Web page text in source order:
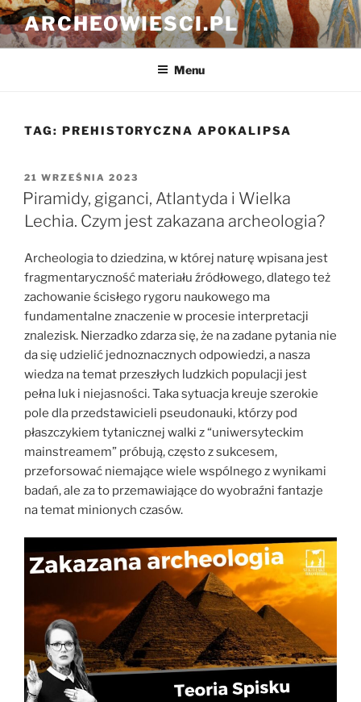
Przejdź
do
treści
ARCHEOWIESCI.PL
Menu
TAG: PREHISTORYCZNA APOKALIPSA
OPUBLIKOWANE
W
21 WRZEŚNIA 2023
Piramidy, giganci, Atlantyda i Wielka
Lechia. Czym jest zakazana archeologia?
Archeologia to dziedzina, w której naturę wpisana jest
fragmentaryczność materiału źródłowego, dlatego też
zachowanie ścisłego rygoru naukowego ma
fundamentalne znaczenie w procesie interpretacji
znalezisk. Nierzadko zdarza się, że na zadane pytania nie
da się udzielić jednoznacznych odpowiedzi, a nasza
wiedza na temat przeszłych ludzkich populacji jest
pełna luk i niejasności. Taka sytuacja kreuje szerokie
pole dla przedstawicieli pseudonauki, którzy pod
płaszczykiem tytanicznej walki z “uniwersyteckim
mainstreamem” próbują, często z sukcesem,
przeforsować niemające wiele wspólnego z wynikami
badań, ale za to przemawiające do wyobraźni fantazje
na temat minionych czasów.